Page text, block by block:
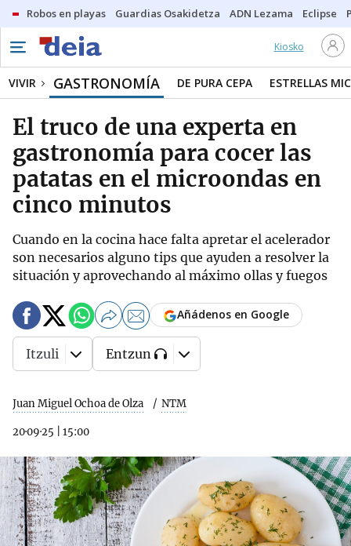
Robos en playas Guardias Osakidetza ADN Lezama Eclipse
Kiosko
VIVIR GASTRONOMÍA DE PURA CEPA ESTRELLAS
El truco de una experta en
gastronomía para cocer las
patatas en el microondas en
cinco minutos
Cuando en la cocina hace falta apretar el acelerador
son necesarios alguno tips que ayuden a resolver la
situación y aprovechando al máximo ollas y fuegos
Juan Miguel Ochoa de Olza NTM
20·09·25 15:00
Añádenos en Google
Itzuli Entzun